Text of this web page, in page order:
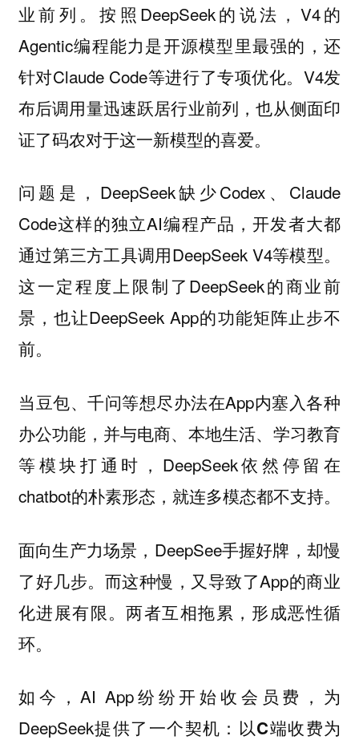
业前列。按照DeepSeek的说法，V4的
Agentic编程能力是开源模型里最强的，还
针对Claude Code等进行了专项优化。V4发
布后调用量迅速跃居行业前列，也从侧面印
证了码农对于这一新模型的喜爱。
问题是，DeepSeek缺少Codex、Claude
Code这样的独立AI编程产品，开发者大都
通过第三方工具调用DeepSeek V4等模型。
这一定程度上限制了DeepSeek的商业前
景，也让DeepSeek App的功能矩阵止步不
前。
当豆包、千问等想尽办法在App内塞入各种
办公功能，并与电商、本地生活、学习教育
等模块打通时，DeepSeek依然停留在
chatbot的朴素形态，就连多模态都不支持。
面向生产力场景，DeepSee手握好牌，却慢
了好几步。而这种慢，又导致了App的商业
化进展有限。两者互相拖累，形成恶性循
环。
如今，AI App纷纷开始收会员费，为
DeepSeek提供了一个契机： 以C端收费为